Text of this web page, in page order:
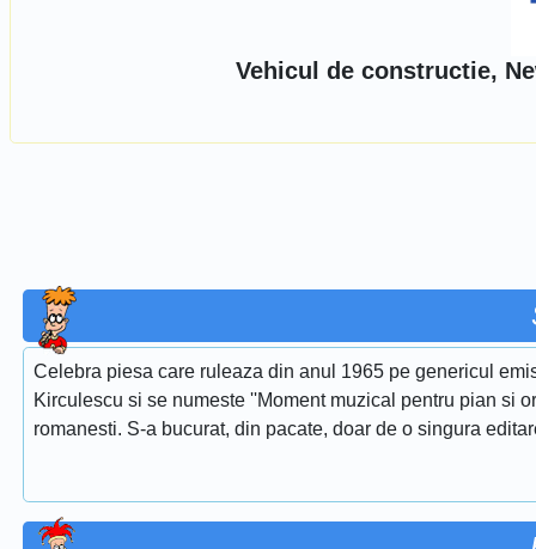
Vehicul de constructie,
Celebra piesa care ruleaza din anul 1965 pe genericul
Kirculescu si se numeste ''Moment muzical pentru pian si
romanesti. S-a bucurat, din pacate, doar de o singura